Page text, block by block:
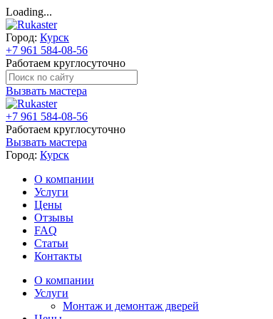
Loading...
Город: Курск
+7 961 584-08-56
Работаем круглосуточно
Вызвать мастера
+7 961 584-08-56
Работаем круглосуточно
Вызвать мастера
Город: Курск
О компании
Услуги
Цены
Отзывы
FAQ
Статьи
Контакты
О компании
Услуги
Монтаж и демонтаж дверей